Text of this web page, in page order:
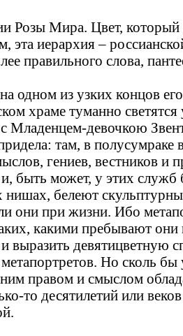
Розы Мира. Цвет,
иерархия –
правильного слова,
одном из узких концов
храме туманно
Младенцем-девочкою
там, в
гениев, вестников
может, у этих служб
белеют
они при жизни. Ибо
какими пребывают они
выразить девятицветную
Но сколь
правом и смыслом
то десятилетий или